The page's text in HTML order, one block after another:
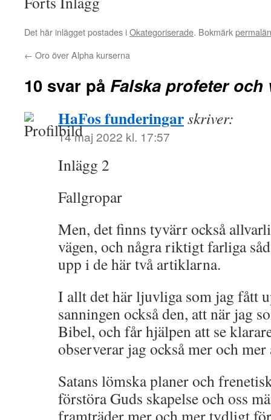
Det här inlägget postades iOkategoriserade. Bokmärk
← Oro över Alpha kurserna
10 svar på Falska profeter
HaFos funderingarskriver:
14 maj 2022 kl. 17:57
Inlägg 2
Fallgropar
Men, det finns tyvärr också
vägen, och några riktigt farliga
upp i de här två artiklarna.
I allt det här ljuvliga som jag fått
sanningen också den, att när jag
Bibel, och får hjälpen att se
observerar jag också mer och
Satans lömska planer och
förstöra Guds skapelse och oss
framträder mer och mer tydligt